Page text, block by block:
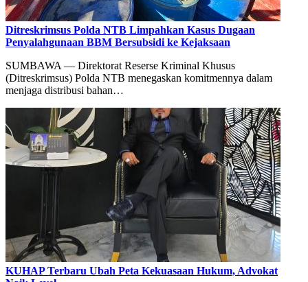
Ditreskrimsus Polda NTB Limpahkan Kasus Dugaan
Penyalahgunaan BBM Bersubsidi ke Kejaksaan
SUMBAWA — Direktorat Reserse Kriminal Khusus
(Ditreskrimsus) Polda NTB menegaskan komitmennya dalam
menjaga distribusi bahan…
KUHAP Terbaru Ubah Peta Kekuasaan Hukum, Advokat